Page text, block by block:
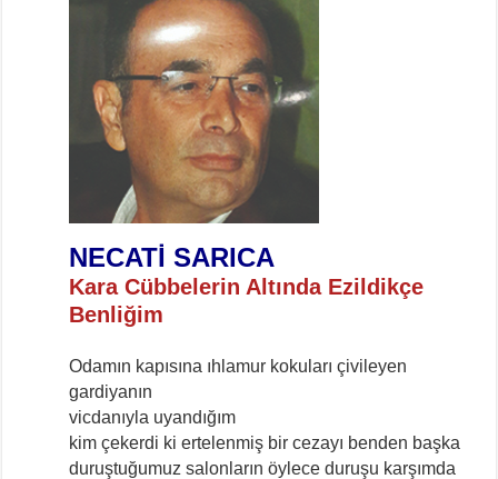
NECATİ SARICA
Kara Cübbelerin Altında Ezildikçe
Benliğim
Odamın kapısına ıhlamur kokuları çivileyen
gardiyanın
vicdanıyla uyandığım
kim çekerdi ki ertelenmiş bir cezayı benden başka
duruştuğumuz salonların öylece duruşu karşımda